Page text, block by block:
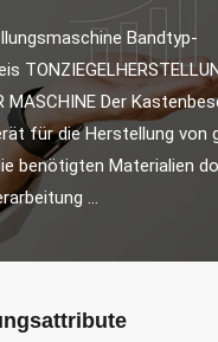
Bandtyp-
MASCHINE Der
für die Herstellung von
benötigten Materialien
...